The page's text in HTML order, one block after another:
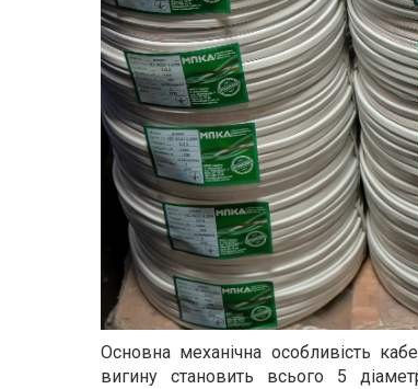
Основна механічна особливість
вигину становить всього 5